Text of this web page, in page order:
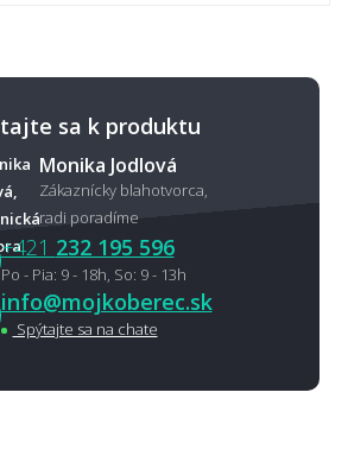
sa k produktu
Monika Jodlová
Zákaznícky blahotvorca,
radi poradíme
+421 232 195 596
Po - Pia: 9 - 18h, So: 9 - 13h
info@mojkoberec.sk
Spýtajte sa na chate